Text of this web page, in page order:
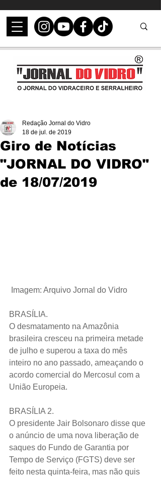
Giro de Notícias
"JORNAL DO VIDRO"
de 18/07/2019
Redação Jornal do Vidro
18 de jul. de 2019
Imagem: Arquivo Jornal do Vidro
BRASÍLIA.
O desmatamento na Amazônia
brasileira cresceu na primeira metade
de julho e superou a taxa do mês
inteiro no ano passado, ameaçando o
acordo comercial do Mercosul com a
União Europeia.
BRASÍLIA 2.
O presidente Jair Bolsonaro disse que
o anúncio de uma nova liberação de
saques do Fundo de Garantia por
Tempo de Serviço (FGTS) deve ser
feito nesta quinta-feira, mas não quis